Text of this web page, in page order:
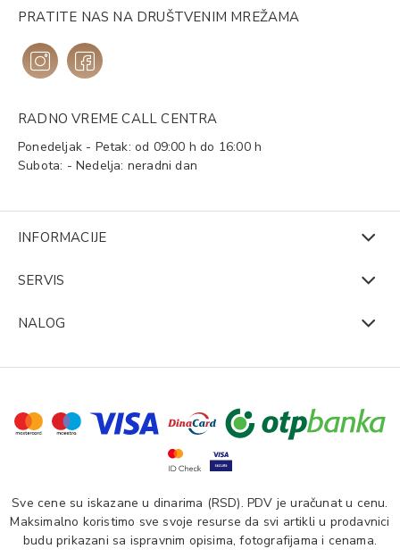
PRATITE NAS NA DRUŠTVENIM MREŽAMA
RADNO VREME CALL CENTRA
Ponedeljak - Petak: od 09:00 h do 16:00 h
Subota: - Nedelja: neradni dan
INFORMACIJE
SERVIS
NALOG
Sve cene su iskazane u dinarima (RSD). PDV je uračunat u cenu.
Maksimalno koristimo sve svoje resurse da svi artikli u prodavnici
budu prikazani sa ispravnim opisima, fotografijama i cenama.